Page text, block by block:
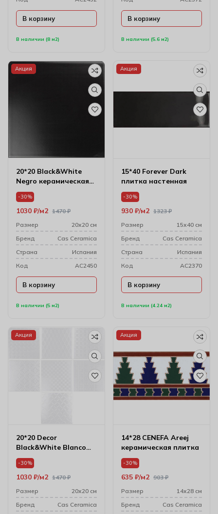
В наличии (8 м2)
В корзину
В наличии (5.6 м2)
В корзину
Акция
20*20 Black&White
Negro керамическая
плитка
В наличии (5 м2)
-30%
1470₽
1030 ₽ м2
Размер
20х20 см
Бренд
Cas Ceramica
Cтрана
Испания
Код
AC2450
В корзину
Акция
15*40 Forever Dark
плитка настенная
В наличии (4.24 м2)
-30%
1323₽
930 ₽ м2
Размер
15х40 см
Бренд
Cas Ceramica
Cтрана
Испания
Код
AC2370
В корзину
Акция
20*20 Decor
Black&White Blanco
(Mикс из белых
декоров)
-30%
1470₽
1030 ₽ м2
Размер
20х20 см
Бренд
Cas Ceramica
Акция
14*28 CENEFA Areej
керамическая плитка
-30%
903₽
635 ₽ м2
Размер
14х28 см
Бренд
Cas Ceramica